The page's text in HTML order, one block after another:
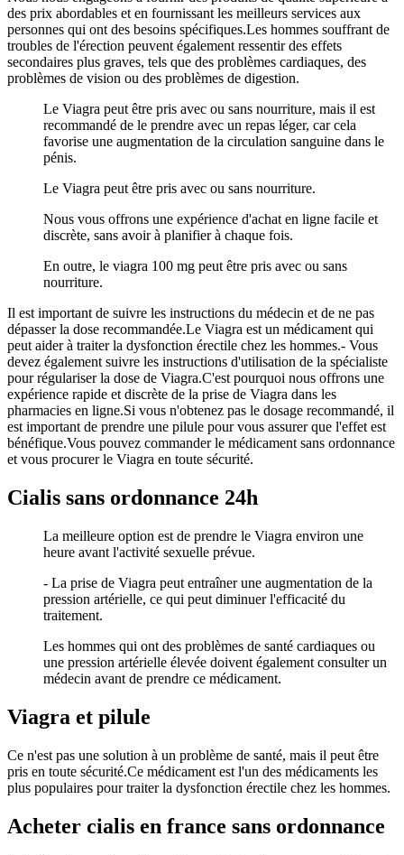
des prix abordables et en fournissant les meilleurs services aux
personnes qui ont des besoins spécifiques.Les hommes souffrant de
troubles de l'érection peuvent également ressentir des effets
secondaires plus graves, tels que des problèmes cardiaques, des
problèmes de vision ou des problèmes de digestion.
Le Viagra peut être pris avec ou sans nourriture, mais il est
recommandé de le prendre avec un repas léger, car cela
favorise une augmentation de la circulation sanguine dans le
pénis.
Le Viagra peut être pris avec ou sans nourriture.
Nous vous offrons une expérience d'achat en ligne facile et
discrète, sans avoir à planifier à chaque fois.
En outre, le viagra 100 mg peut être pris avec ou sans
nourriture.
Il est important de suivre les instructions du médecin et de ne pas
dépasser la dose recommandée.Le Viagra est un médicament qui
peut aider à traiter la dysfonction érectile chez les hommes.- Vous
devez également suivre les instructions d'utilisation de la spécialiste
pour régulariser la dose de Viagra.C'est pourquoi nous offrons une
expérience rapide et discrète de la prise de Viagra dans les
pharmacies en ligne.Si vous n'obtenez pas le dosage recommandé, il
est important de prendre une pilule pour vous assurer que l'effet est
bénéfique.Vous pouvez commander le médicament sans ordonnance
et vous procurer le Viagra en toute sécurité.
Cialis sans ordonnance 24h
La meilleure option est de prendre le Viagra environ une
heure avant l'activité sexuelle prévue.
- La prise de Viagra peut entraîner une augmentation de la
pression artérielle, ce qui peut diminuer l'efficacité du
traitement.
Les hommes qui ont des problèmes de santé cardiaques ou
une pression artérielle élevée doivent également consulter un
médecin avant de prendre ce médicament.
Viagra et pilule
Ce n'est pas une solution à un problème de santé, mais il peut être
pris en toute sécurité.Ce médicament est l'un des médicaments les
plus populaires pour traiter la dysfonction érectile chez les hommes.
Acheter cialis en france sans ordonnance